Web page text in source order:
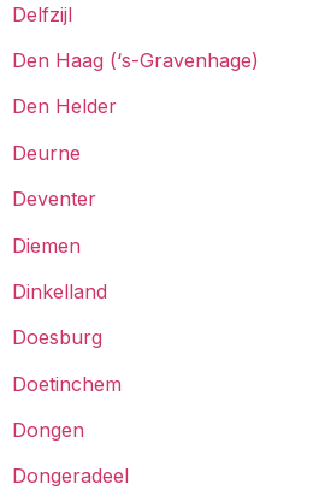
Delfzijl
Den Haag (‘s-Gravenhage)
Den Helder
Deurne
Deventer
Diemen
Dinkelland
Doesburg
Doetinchem
Dongen
Dongeradeel